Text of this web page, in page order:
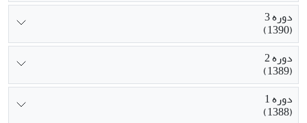
دوره 3
(1390)
دوره 2
(1389)
دوره 1
(1388)